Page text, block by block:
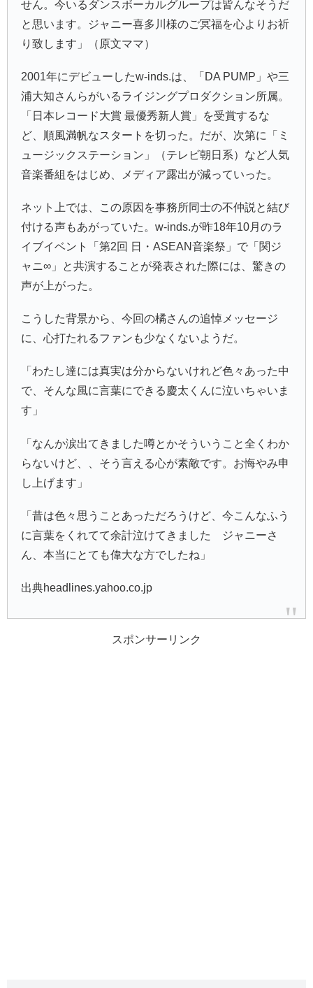
せん。今いるダンスボーカルグループは皆んなそうだ
と思います。ジャニー喜多川様のご冥福を心よりお祈
り致します」（原文ママ）
2001年にデビューしたw-inds.は、「DA PUMP」や三
浦大知さんらがいるライジングプロダクション所属。
「日本レコード大賞 最優秀新人賞」を受賞するな
ど、順風満帆なスタートを切った。だが、次第に「ミ
ュージックステーション」（テレビ朝日系）など人気
音楽番組をはじめ、メディア露出が減っていった。
ネット上では、この原因を事務所同士の不仲説と結び
付ける声もあがっていた。w-inds.が昨18年10月のラ
イブイベント「第2回 日・ASEAN音楽祭」で「関ジ
ャニ∞」と共演することが発表された際には、驚きの
声が上がった。
こうした背景から、今回の橘さんの追悼メッセージ
に、心打たれるファンも少なくないようだ。
「わたし達には真実は分からないけれど色々あった中
で、そんな風に言葉にできる慶太くんに泣いちゃいま
す」
「なんか涙出てきました噂とかそういうこと全くわか
らないけど、、そう言える心が素敵です。お悔やみ申
し上げます」
「昔は色々思うことあっただろうけど、今こんなふう
に言葉をくれてて余計泣けてきました ジャニーさ
ん、本当にとても偉大な方でしたね」
出典headlines.yahoo.co.jp
スポンサーリンク